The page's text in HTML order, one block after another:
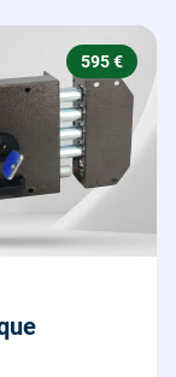
595 €